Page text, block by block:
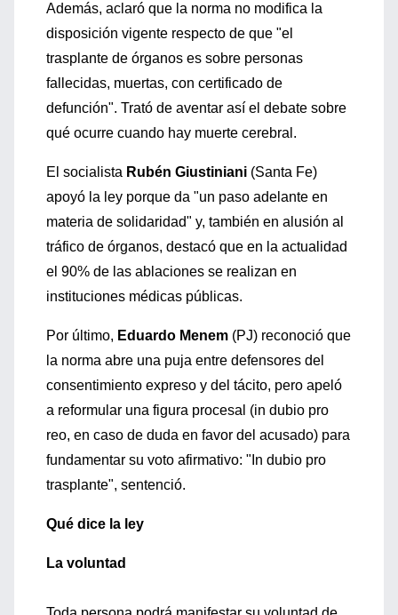
Además, aclaró que la norma no modifica la
disposición vigente respecto de que "el
trasplante de órganos es sobre personas
fallecidas, muertas, con certificado de
defunción". Trató de aventar así el debate sobre
qué ocurre cuando hay muerte cerebral.
El socialista Rubén Giustiniani (Santa Fe)
apoyó la ley porque da "un paso adelante en
materia de solidaridad" y, también en alusión al
tráfico de órganos, destacó que en la actualidad
el 90% de las ablaciones se realizan en
instituciones médicas públicas.
Por último, Eduardo Menem (PJ) reconoció que
la norma abre una puja entre defensores del
consentimiento expreso y del tácito, pero apeló
a reformular una figura procesal (in dubio pro
reo, en caso de duda en favor del acusado) para
fundamentar su voto afirmativo: "In dubio pro
trasplante", sentenció.
Qué dice la ley
La voluntad